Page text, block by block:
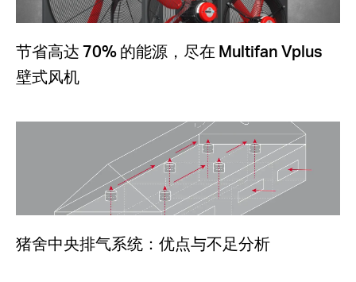
节省高达 70% 的能源，尽在 Multifan Vplus
壁式风机
猪舍中央排气系统：优点与不足分析